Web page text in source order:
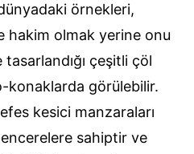
örnekleri,
hakim olmak yerine onu
çeşitli çöl
konaklarda görülebilir.
kesici manzaraları
sahiptir ve